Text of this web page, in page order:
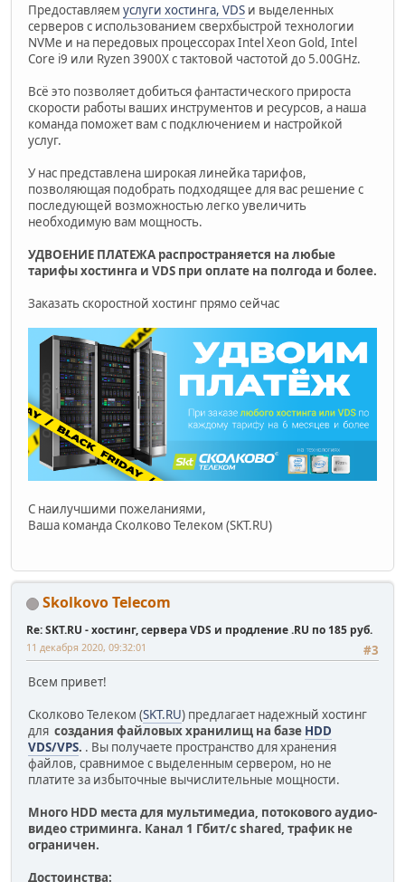
Предоставляем услуги хостинга, VDS и выделенных
серверов с использованием сверхбыстрой технологии
NVMe и на передовых процессорах Intel Xeon Gold, Intel
Core i9 или Ryzen 3900X с тактовой частотой до 5.00GHz.
Всё это позволяет добиться фантастического прироста
скорости работы ваших инструментов и ресурсов, а наша
команда поможет вам с подключением и настройкой
услуг.
У нас представлена широкая линейка тарифов,
позволяющая подобрать подходящее для вас решение с
последующей возможностью легко увеличить
необходимую вам мощность.
УДВОЕНИЕ ПЛАТЕЖА распространяется на любые
тарифы хостинга и VDS при оплате на полгода и более.
Заказать скоростной хостинг прямо сейчас
С наилучшими пожеланиями,
Ваша команда Сколково Телеком (SKT.RU)
Skolkovo Telecom
Re: SKT.RU - хостинг, сервера VDS и продление .RU по 185 руб.
#3
11 декабря 2020, 09:32:01
Всем привет!
Сколково Телеком (SKT.RU) предлагает надежный хостинг
для создания файловых хранилищ на базе HDD
VDS/VPS. . Вы получаете пространство для хранения
файлов, сравнимое с выделенным сервером, но не
платите за избыточные вычислительные мощности.
Много HDD места для мультимедиа, потокового аудио-
видео стриминга. Канал 1 Гбит/c shared, трафик не
ограничен.
Достоинства: